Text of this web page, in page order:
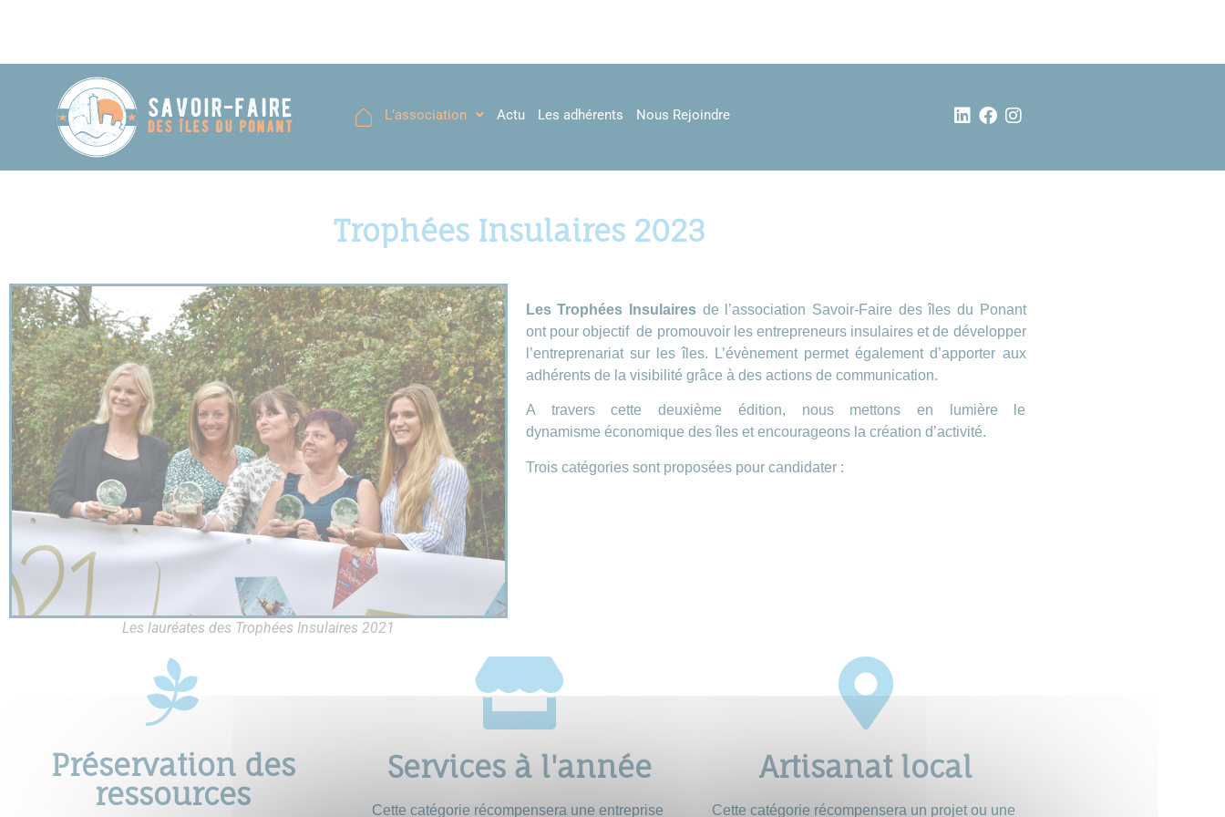
L’association Actu Les adhérents Nous Rejoindre
Trophées Insulaires 2023
Les lauréates des Trophées Insulaires 2021
Les Trophées Insulaires de l’association Savoir-Faire des îles du Ponant
ont pour objectif de promouvoir les entrepreneurs insulaires et de développer
l’entreprenariat sur les îles. L’évènement permet également d’apporter aux
adhérents de la visibilité grâce à des actions de communication.
A travers cette deuxième édition, nous mettons en lumière le
dynamisme économique des îles et encourageons la création d’activité.
Trois catégories sont proposées pour candidater :
Préservation des
ressources
Services à l'année
Cette catégorie récompensera une entreprise
Artisanat local
Cette catégorie récompensera un projet ou une